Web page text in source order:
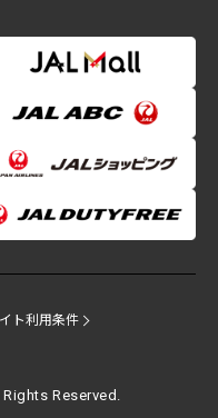
ト利用条件
Reserved.